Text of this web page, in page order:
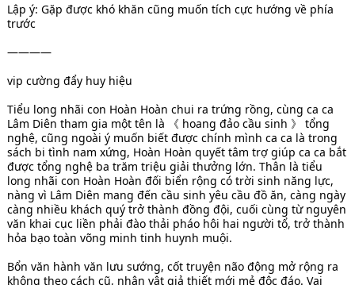
Lập ý: Gặp được khó khăn cũng muốn tích cực hướng về phía
trước
————
vip cường đẩy huy hiệu
Tiểu long nhãi con Hoàn Hoàn chui ra trứng rồng, cùng ca ca
Lâm Diên tham gia một tên là 《 hoang đảo cầu sinh 》 tổng
nghệ, cũng ngoài ý muốn biết được chính mình ca ca là trong
sách bi tình nam xứng, Hoàn Hoàn quyết tâm trợ giúp ca ca bắt
được tổng nghệ ba trăm triệu giải thưởng lớn. Thân là tiểu
long nhãi con Hoàn Hoàn đối biển rộng có trời sinh năng lực,
nàng vì Lâm Diên mang đến cầu sinh yêu cầu đồ ăn, càng ngày
càng nhiều khách quý trở thành đồng đội, cuối cùng từ nguyên
văn khai cục liền phải đào thải pháo hôi hai người tổ, trở thành
hỏa bạo toàn võng minh tinh huynh muội.
Bổn văn hành văn lưu sướng, cốt truyện não động mở rộng ra
không theo cách cũ, nhân vật giả thiết mới mẻ độc đáo. Vai